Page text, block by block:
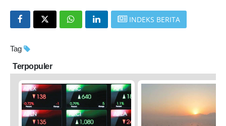
INDEKS BERITA
Tag
Terpopuler